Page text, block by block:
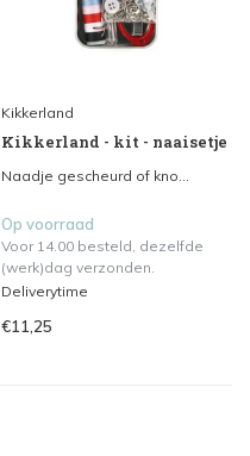
Kikkerland
Kikkerland - kit - naaisetje
Naadje gescheurd of kno...
Op voorraad
Voor 14.00 besteld, dezelfde
(werk)dag verzonden.
Deliverytime
€11,25